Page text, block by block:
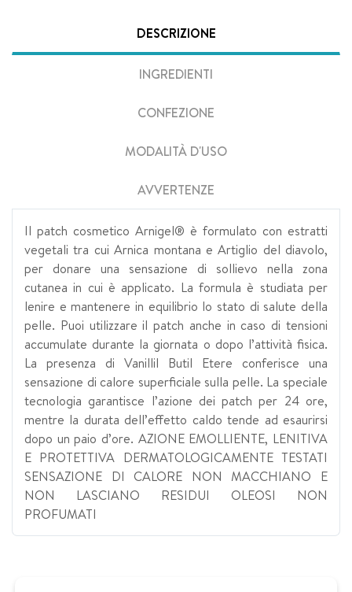
DESCRIZIONE
INGREDIENTI
CONFEZIONE
MODALITÀ D'USO
AVVERTENZE
Il patch cosmetico Arnigel® è formulato con estratti
vegetali tra cui Arnica montana e Artiglio del diavolo,
per donare una sensazione di sollievo nella zona
cutanea in cui è applicato. La formula è studiata per
lenire e mantenere in equilibrio lo stato di salute della
pelle. Puoi utilizzare il patch anche in caso di tensioni
accumulate durante la giornata o dopo l’attività fisica.
La presenza di Vanillil Butil Etere conferisce una
sensazione di calore superficiale sulla pelle. La speciale
tecnologia garantisce l’azione dei patch per 24 ore,
mentre la durata dell’effetto caldo tende ad esaurirsi
dopo un paio d’ore. AZIONE EMOLLIENTE, LENITIVA
E PROTETTIVA DERMATOLOGICAMENTE TESTATI
SENSAZIONE DI CALORE NON MACCHIANO E
NON LASCIANO RESIDUI OLEOSI NON
PROFUMATI